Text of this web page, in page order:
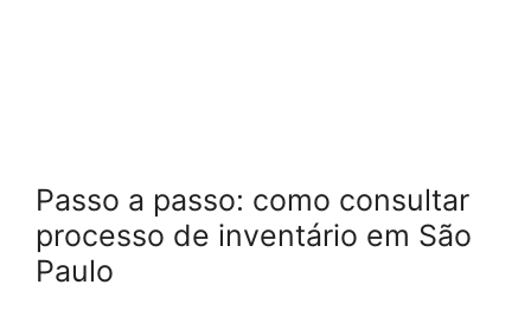
Passo a passo: como consultar
processo de inventário em São
Paulo